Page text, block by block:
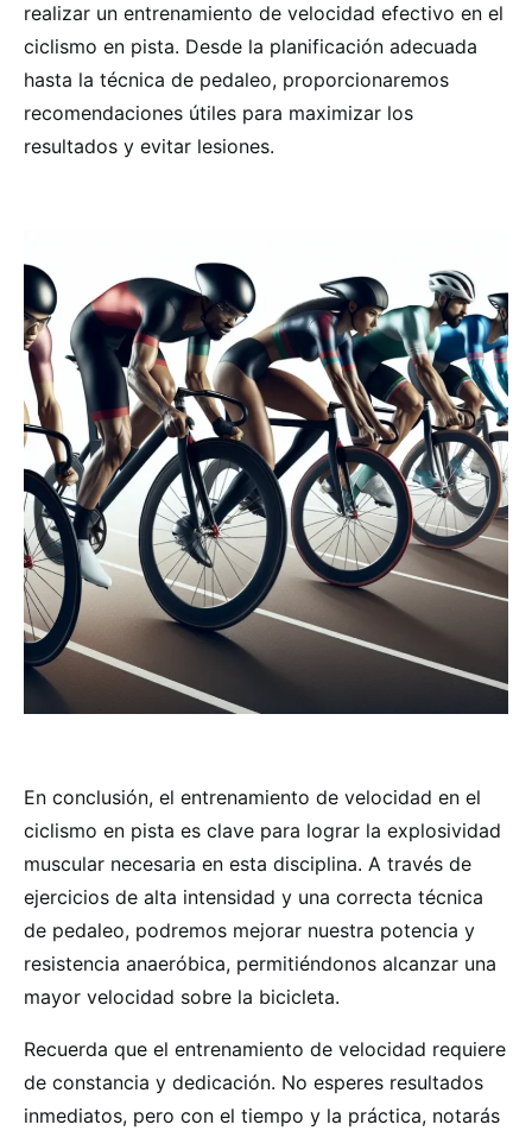
realizar un entrenamiento de velocidad efectivo en el
ciclismo en pista. Desde la planificación adecuada
hasta la técnica de pedaleo, proporcionaremos
recomendaciones útiles para maximizar los
resultados y evitar lesiones.
En conclusión, el entrenamiento de velocidad en el
ciclismo en pista es clave para lograr la explosividad
muscular necesaria en esta disciplina. A través de
ejercicios de alta intensidad y una correcta técnica
de pedaleo, podremos mejorar nuestra potencia y
resistencia anaeróbica, permitiéndonos alcanzar una
mayor velocidad sobre la bicicleta.
Recuerda que el entrenamiento de velocidad requiere
de constancia y dedicación. No esperes resultados
inmediatos, pero con el tiempo y la práctica, notarás